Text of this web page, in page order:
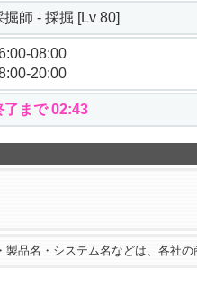
掘師 - 採掘 [Lv 80]
08:00
20:00
了まで 02:41
品名・システム名などは、各社の